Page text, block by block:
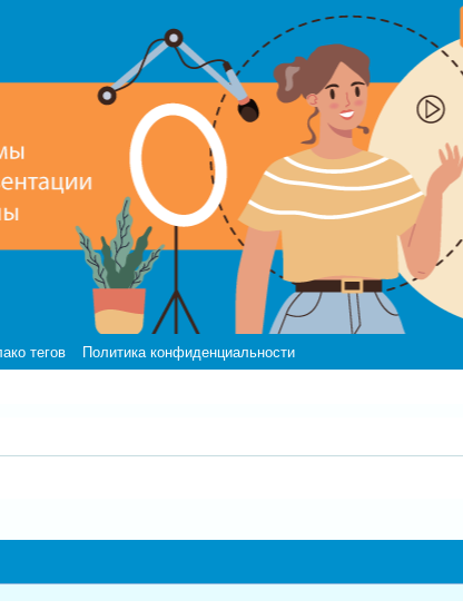
тегов Политика конфиденциальности